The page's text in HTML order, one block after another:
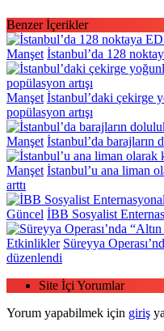
Benzer İçerikler
Manşet İstanbul’da 128
Manşet İstanbul’daki çekirge
popülasyon artışı
Manşet İstanbul’da barajların
Manşet İstanbul’u ana liman
arttı
Güncel İBB Sosyalist
Etkinlikler Süreyya
düzenlendi
Site İçi Yorumlar
Yorum yapabilmek için giriş